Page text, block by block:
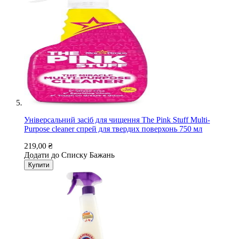
Універсальний засіб для чищення The Pink Stuff Multi-
Purpose cleaner спрей для твердих поверхонь 750 мл
219,00 ₴
Додати до Списку Бажань
Купити